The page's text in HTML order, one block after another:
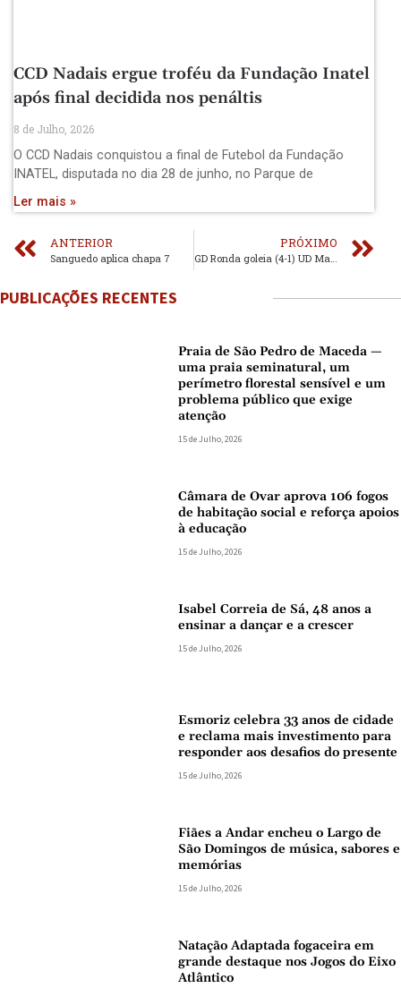
CCD Nadais ergue troféu da Fundação Inatel
após final decidida nos penáltis
8 de Julho, 2026
O CCD Nadais conquistou a final de Futebol da Fundação
INATEL, disputada no dia 28 de junho, no Parque de
Ler mais »
ANTERIOR
Sanguedo aplica chapa 7
PRÓXIMO
PUBLICAÇÕES RECENTES
Praia de São Pedro de Maceda —
uma praia seminatural, um
perímetro florestal sensível e um
problema público que exige
atenção
15 de Julho, 2026
Câmara de Ovar aprova 106 fogos
de habitação social e reforça apoios
à educação
15 de Julho, 2026
Isabel Correia de Sá, 48 anos a
ensinar a dançar e a crescer
15 de Julho, 2026
Esmoriz celebra 33 anos de cidade
e reclama mais investimento para
responder aos desafios do presente
15 de Julho, 2026
Fiães a Andar encheu o Largo de
São Domingos de música, sabores e
memórias
15 de Julho, 2026
Natação Adaptada fogaceira em
grande destaque nos Jogos do Eixo
Atlântico